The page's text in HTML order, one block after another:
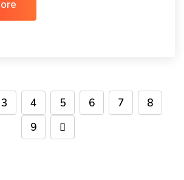
3 4 5 6 7
8
9